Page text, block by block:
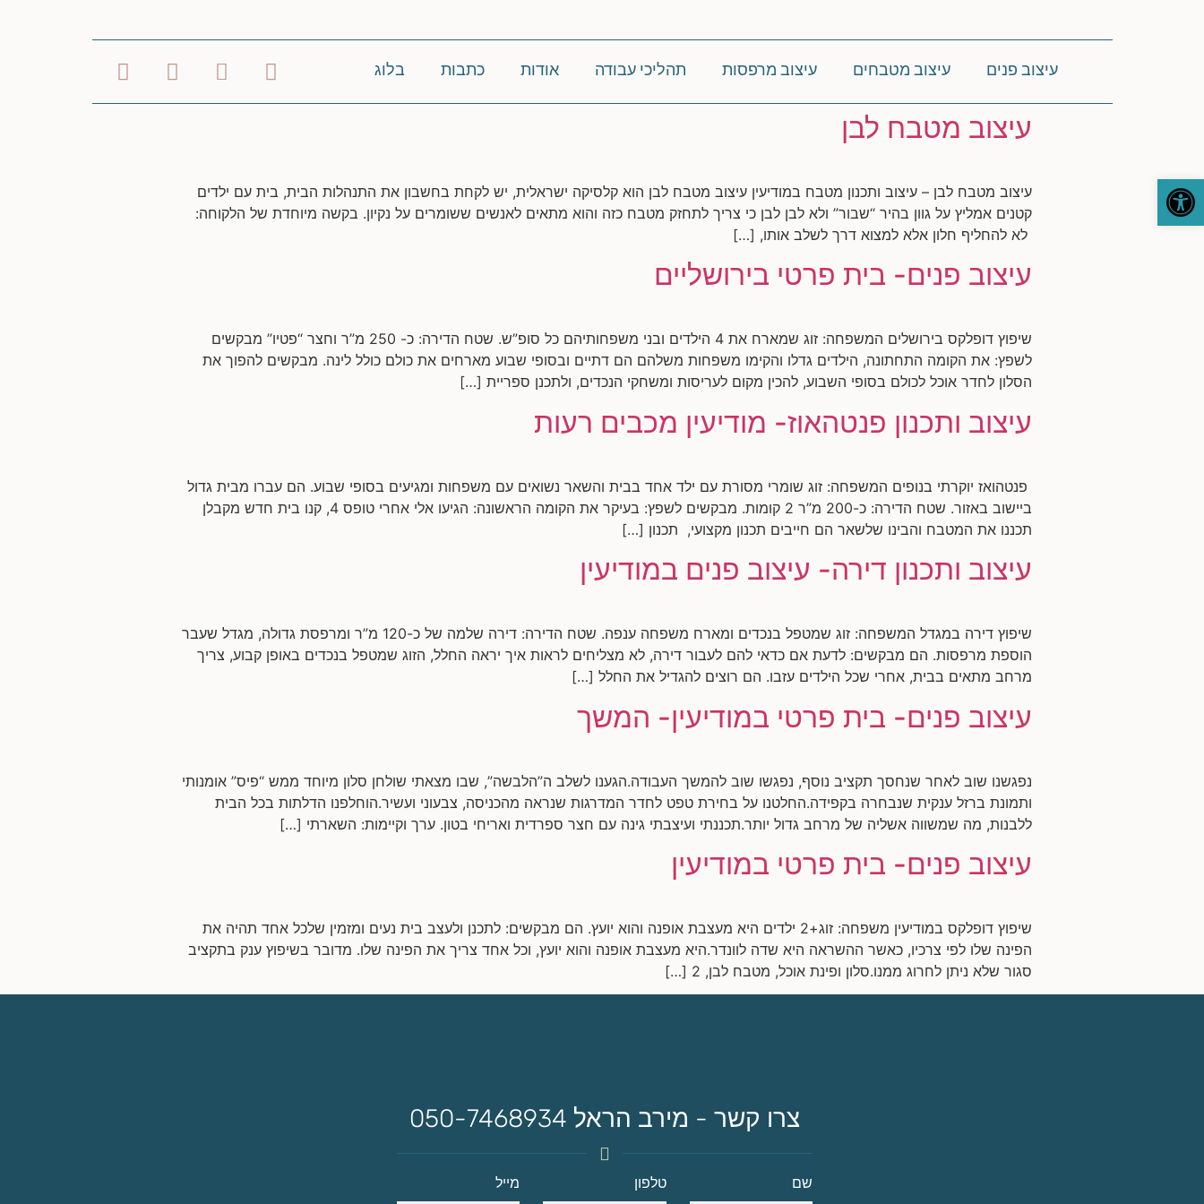
פתח סרגל נגישות
עיצוב פנים עיצוב מטבחים עיצוב מרפסות תהליכי עבודה אודות כתבות בלוג
עיצוב מטבח לבן
עיצוב מטבח לבן – עיצוב ותכנון מטבח במודיעין עיצוב מטבח לבן הוא קלסיקה ישראלית, יש לקחת בחשבון את התנהלות הבית, בית עם ילדים
קטנים אמליץ על גוון בהיר “שבור” ולא לבן לבן כי צריך לתחזק מטבח כזה והוא מתאים לאנשים ששומרים על נקיון. בקשה מיוחדת של הלקוחה:
לא להחליף חלון אלא למצוא דרך לשלב אותו, […]
עיצוב פנים- בית פרטי בירושליים
שיפוץ דופלקס בירושלים המשפחה: זוג שמארח את 4 הילדים ובני משפחותיהם כל סופ”ש. שטח הדירה: כ- 250 מ”ר וחצר “פטיו” מבקשים
לשפץ: את הקומה התחתונה, הילדים גדלו והקימו משפחות משלהם הם דתיים ובסופי שבוע מארחים את כולם כולל לינה. מבקשים להפוך את
הסלון לחדר אוכל לכולם בסופי השבוע, להכין מקום לעריסות ומשחקי הנכדים, ולתכנן ספריית […]
עיצוב ותכנון פנטהאוז- מודיעין מכבים רעות
פנטהואז יוקרתי בנופים המשפחה: זוג שומרי מסורת עם ילד אחד בבית והשאר נשואים עם משפחות ומגיעים בסופי שבוע. הם עברו מבית גדול
ביישוב באזור. שטח הדירה: כ-200 מ”ר 2 קומות. מבקשים לשפץ: בעיקר את הקומה הראשונה: הגיעו אלי אחרי טופס 4, קנו בית חדש מקבלן
תכננו את המטבח והבינו שלשאר הם חייבים תכנון מקצועי, תכנון […]
עיצוב ותכנון דירה- עיצוב פנים במודיעין
שיפוץ דירה במגדל המשפחה: זוג שמטפל בנכדים ומארח משפחה ענפה. שטח הדירה: דירה שלמה של כ-120 מ”ר ומרפסת גדולה, מגדל שעבר
הוספת מרפסות. הם מבקשים: לדעת אם כדאי להם לעבור דירה, לא מצליחים לראות איך יראה החלל, הזוג שמטפל בנכדים באופן קבוע, צריך
מרחב מתאים בבית, אחרי שכל הילדים עזבו. הם רוצים להגדיל את החלל […]
עיצוב פנים- בית פרטי במודיעין- המשך
נפגשנו שוב לאחר שנחסך תקציב נוסף, נפגשו שוב להמשך העבודה.הגענו לשלב ה”הלבשה”, שבו מצאתי שולחן סלון מיוחד ממש “פיס” אומנותי
ותמונת ברזל ענקית שנבחרה בקפידה.החלטנו על בחירת טפט לחדר המדרגות שנראה מהכניסה, צבעוני ועשיר.הוחלפנו הדלתות בכל הבית
ללבנות, מה שמשווה אשליה של מרחב גדול יותר.תכננתי ועיצבתי גינה עם חצר ספרדית ואריחי בטון. ערך וקיימות: השארתי […]
עיצוב פנים- בית פרטי במודיעין
שיפוץ דופלקס במודיעין משפחה: זוג+2 ילדים היא מעצבת אופנה והוא יועץ. הם מבקשים: לתכנן ולעצב בית נעים ומזמין שלכל אחד תהיה את
הפינה שלו לפי צרכיו, כאשר ההשראה היא שדה לוונדר.היא מעצבת אופנה והוא יועץ, וכל אחד צריך את הפינה שלו. מדובר בשיפוץ ענק בתקציב
סגור שלא ניתן לחרוג ממנו.סלון ופינת אוכל, מטבח לבן, 2 […]
צרו קשר - מירב הראל 050-7468934
שם טלפון מייל